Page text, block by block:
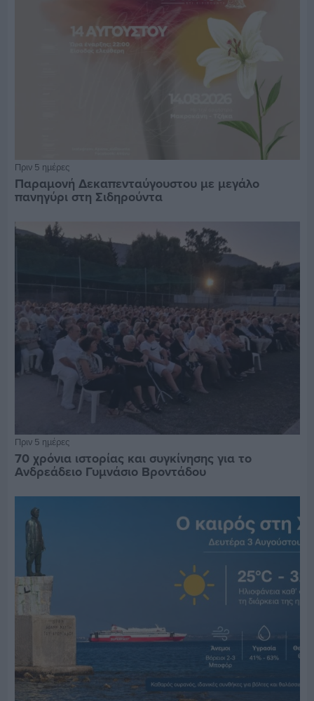
Πριν 5 ημέρες
Παραμονή Δεκαπενταύγουστου με μεγάλο
πανηγύρι στη Σιδηρούντα
Πριν 5 ημέρες
70 χρόνια ιστορίας και συγκίνησης για το
Ανδρεάδειο Γυμνάσιο Βροντάδου